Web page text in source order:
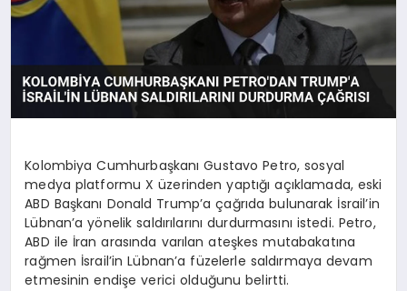
Kolombiya Cumhurbaşkanı Gustavo Petro, sosyal
medya platformu X üzerinden yaptığı açıklamada, eski
ABD Başkanı Donald Trump’a çağrıda bulunarak İsrail’in
Lübnan’a yönelik saldırılarını durdurmasını istedi. Petro,
ABD ile İran arasında varılan ateşkes mutabakatına
rağmen İsrail’in Lübnan’a füzelerle saldırmaya devam
etmesinin endişe verici olduğunu belirtti.